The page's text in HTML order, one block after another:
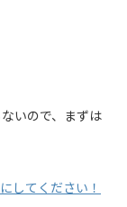
いので、まずは
してください！